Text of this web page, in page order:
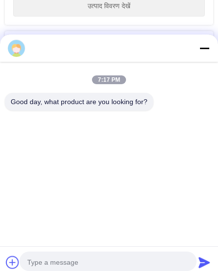
उत्पाद विवरण देखें
टैग
मशीन
और आईपीएल बालों को हटाने मशीन
7:17 PM
Good day, what product are you looking for?